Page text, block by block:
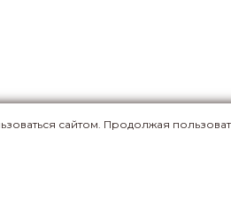
сайтом. Продолжая